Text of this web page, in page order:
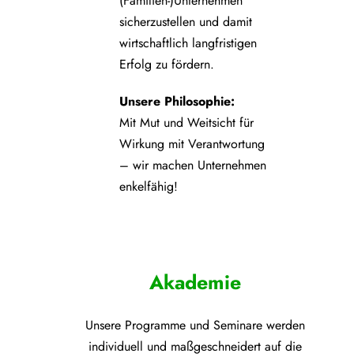
sicherzustellen und damit
wirtschaftlich langfristigen
Erfolg zu fördern.
Unsere Philosophie:
Mit Mut und Weitsicht für
Wirkung mit Verantwortung
– wir machen Unternehmen
enkelfähig!
Akademie
Unsere Programme und Seminare werden
individuell und maßgeschneidert auf die